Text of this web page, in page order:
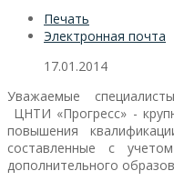
Печать
Электронная почта
17.01.2014
Уважаемые
ЦНТИ «Прогресс» -
повышения
составленные с
дополнительного